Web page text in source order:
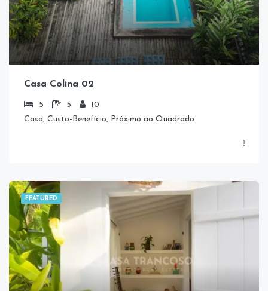
Casa Colina 02
5 5
10
Casa, Custo-Benefício, Próximo ao Quadrado
FEATURED